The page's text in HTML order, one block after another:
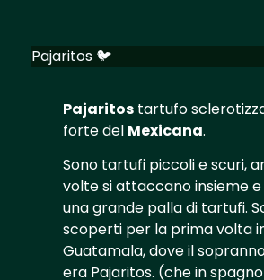
Pajaritos 🐦
Pajaritos tartufo
forte del Mexicana.
Sono tartufi piccoli e scuri,
volte si attaccano insieme
una grande palla di tartufi.
scoperti per la prima volta
Guatamala, dove il
era Pajaritos. (che in